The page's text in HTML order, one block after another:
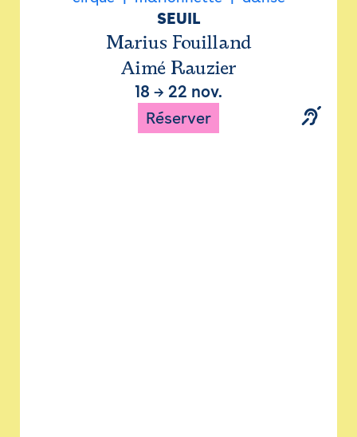
SEUIL
Marius Fouilland
Aimé Rauzier
18 → 22 nov.
Réserver